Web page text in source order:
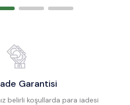
Garantisi
belirli koşullarda para iadesi